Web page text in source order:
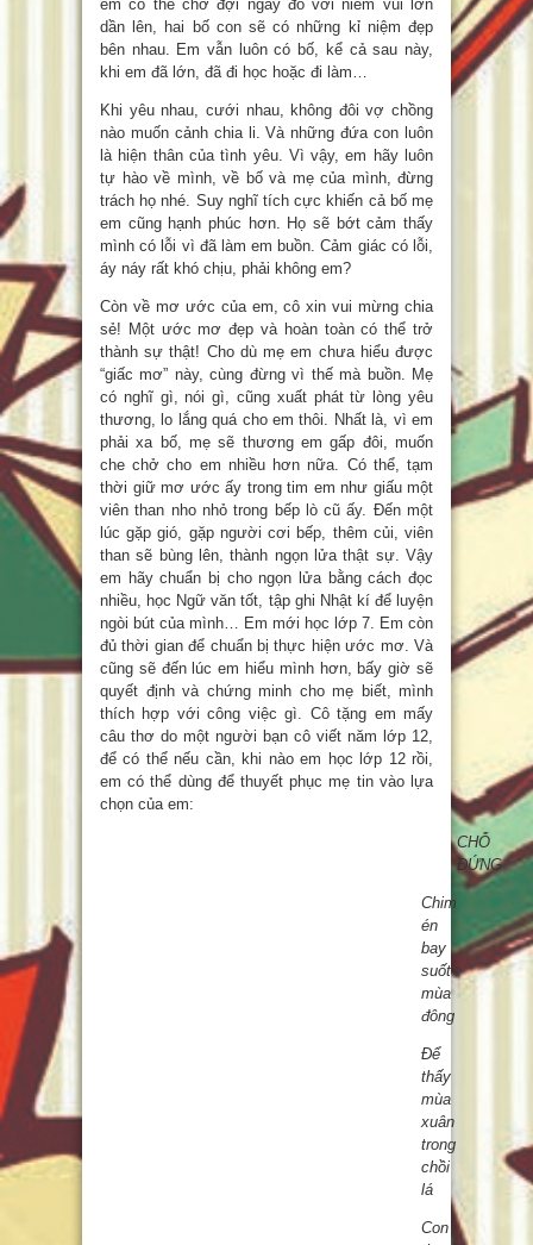
em có thể chờ đợi ngày đó với niềm vui lớn
dần lên, hai bố con sẽ có những kỉ niệm đẹp
bên nhau. Em vẫn luôn có bố, kể cả sau này,
khi em đã lớn, đã đi học hoặc đi làm…
Khi yêu nhau, cưới nhau, không đôi vợ chồng
nào muốn cảnh chia li. Và những đứa con luôn
là hiện thân của tình yêu. Vì vậy, em hãy luôn
tự hào về mình, về bố và mẹ của mình, đừng
trách họ nhé. Suy nghĩ tích cực khiến cả bố mẹ
em cũng hạnh phúc hơn. Họ sẽ bớt cảm thấy
mình có lỗi vì đã làm em buồn. Cảm giác có lỗi,
áy náy rất khó chịu, phải không em?
Còn về mơ ước của em, cô xin vui mừng chia
sẻ! Một ước mơ đẹp và hoàn toàn có thể trở
thành sự thật! Cho dù mẹ em chưa hiểu được
“giấc mơ” này, cùng đừng vì thế mà buồn. Mẹ
có nghĩ gì, nói gì, cũng xuất phát từ lòng yêu
thương, lo lắng quá cho em thôi. Nhất là, vì em
phải xa bố, mẹ sẽ thương em gấp đôi, muốn
che chở cho em nhiều hơn nữa. Có thể, tạm
thời giữ mơ ước ấy trong tim em như giấu một
viên than nho nhỏ trong bếp lò cũ ấy. Đến một
lúc gặp gió, gặp người cơi bếp, thêm củi, viên
than sẽ bùng lên, thành ngọn lửa thật sự. Vậy
em hãy chuẩn bị cho ngọn lửa bằng cách đọc
nhiều, học Ngữ văn tốt, tập ghi Nhật kí để luyện
ngòi bút của mình… Em mới học lớp 7. Em còn
đủ thời gian để chuẩn bị thực hiện ước mơ. Và
cũng sẽ đến lúc em hiểu mình hơn, bấy giờ sẽ
quyết định và chứng minh cho mẹ biết, mình
thích hợp với công việc gì. Cô tặng em mấy
câu thơ do một người bạn cô viết năm lớp 12,
để có thể nếu cần, khi nào em học lớp 12 rồi,
em có thể dùng để thuyết phục mẹ tin vào lựa
chọn của em:
CHỖ
ĐỨNG
Chim
én
bay
suốt
mùa
đông
Để
thấy
mùa
xuân
trong
chồi
lá
Con